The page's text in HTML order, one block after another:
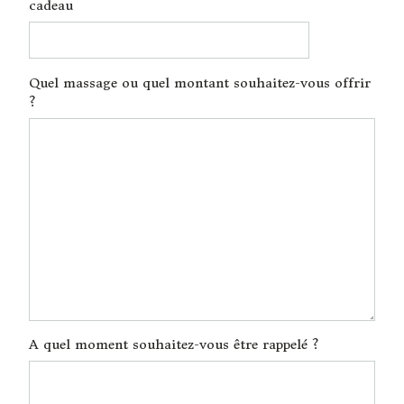
cadeau
Quel massage ou quel montant souhaitez-vous offrir
?
A quel moment souhaitez-vous être rappelé ?